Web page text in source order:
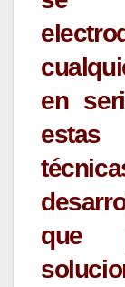
en
que